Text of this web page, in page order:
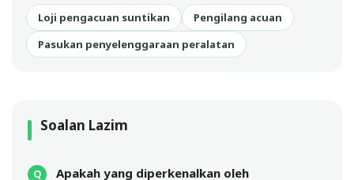
Loji pengacuan suntikan
Pengilang acuan
Pasukan penyelenggaraan peralatan
Soalan Lazim
Apakah yang diperkenalkan oleh